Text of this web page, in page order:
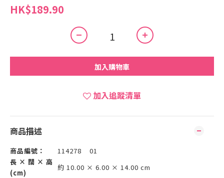
HK$189.90
加入購物車
加入追蹤清單
商品描述
商品編號：
114278 01
長 × 闊 × 高
(cm)
約 10.00 × 6.00 × 14.00 cm